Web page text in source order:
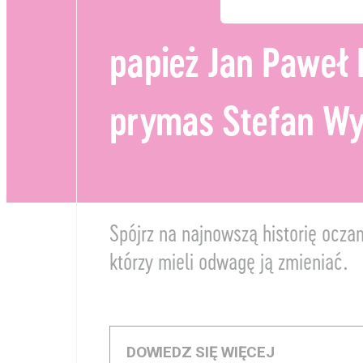
Projekty
Wolontariat
Kolekcja im. Jana
papież Jan Paweł II
prymas Stefan
Spójrz na najnowszą historię
którzy mieli odwagę ją zmieniać.
DOWIEDZ SIĘ WIĘCEJ